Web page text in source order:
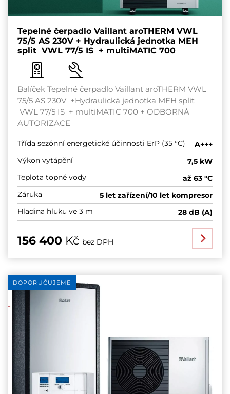
Tepelné čerpadlo Vaillant aroTHERM VWL
75/5 AS 230V + Hydraulická jednotka MEH
split VWL 77/5 IS + multiMATIC 700
Balíček Tepelné čerpadlo Vaillant aroTHERM VWL
75/5 AS 230V +Hydraulická jednotka MEH split
VWL 77/5 IS + multiMATIC 700 + ODBORNÁ
AUTORIZACE
Třída sezónní energetické účinnosti ErP (35 °C)
A+++
Výkon vytápění
7,5 kW
Teplota topné vody
až 63 °C
Záruka
5 let zařízení/10 let kompresor
Hladina hluku ve 3 m
28 dB (A)
156 400 Kč bez DPH
DOPORUČUJEME